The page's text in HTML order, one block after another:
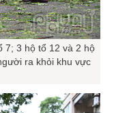
7; 3 hộ tổ 12 và 2 hộ
ra khỏi khu vực